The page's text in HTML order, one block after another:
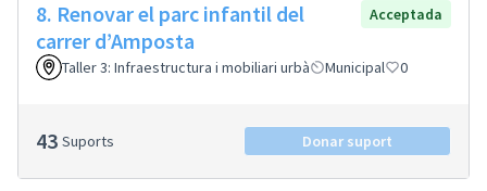
8. Renovar el parc infantil del
carrer d’Amposta
Acceptada
Taller 3: Infraestructura i mobiliari urbà Municipal 0
43 Suports Donar suport